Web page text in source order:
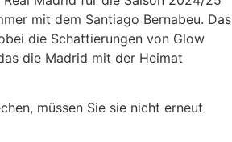
mit dem Santiago Bernabeu. Das
die Schattierungen von Glow
die Madrid mit der Heimat
müssen Sie sie nicht erneut